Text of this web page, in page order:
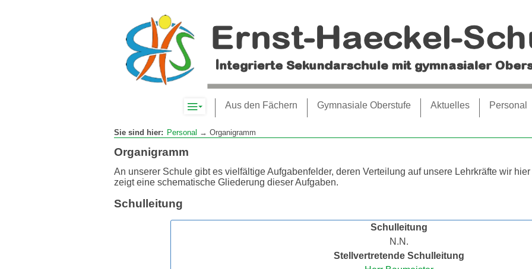
Sie sind hier: Personal → Organigramm
Organigramm
An unserer Schule gibt es vielfältige Aufgabenfelder, deren Verteilung auf unsere Lehrkräfte wir
zeigt eine schematische Gliederung dieser Aufgaben.
Schulleitung
Schulleitung
N.N.
Stellvertretende Schulleitung
Komplett-Aus den Fächern Gymnasiale Oberstufe Aktuelles Personal